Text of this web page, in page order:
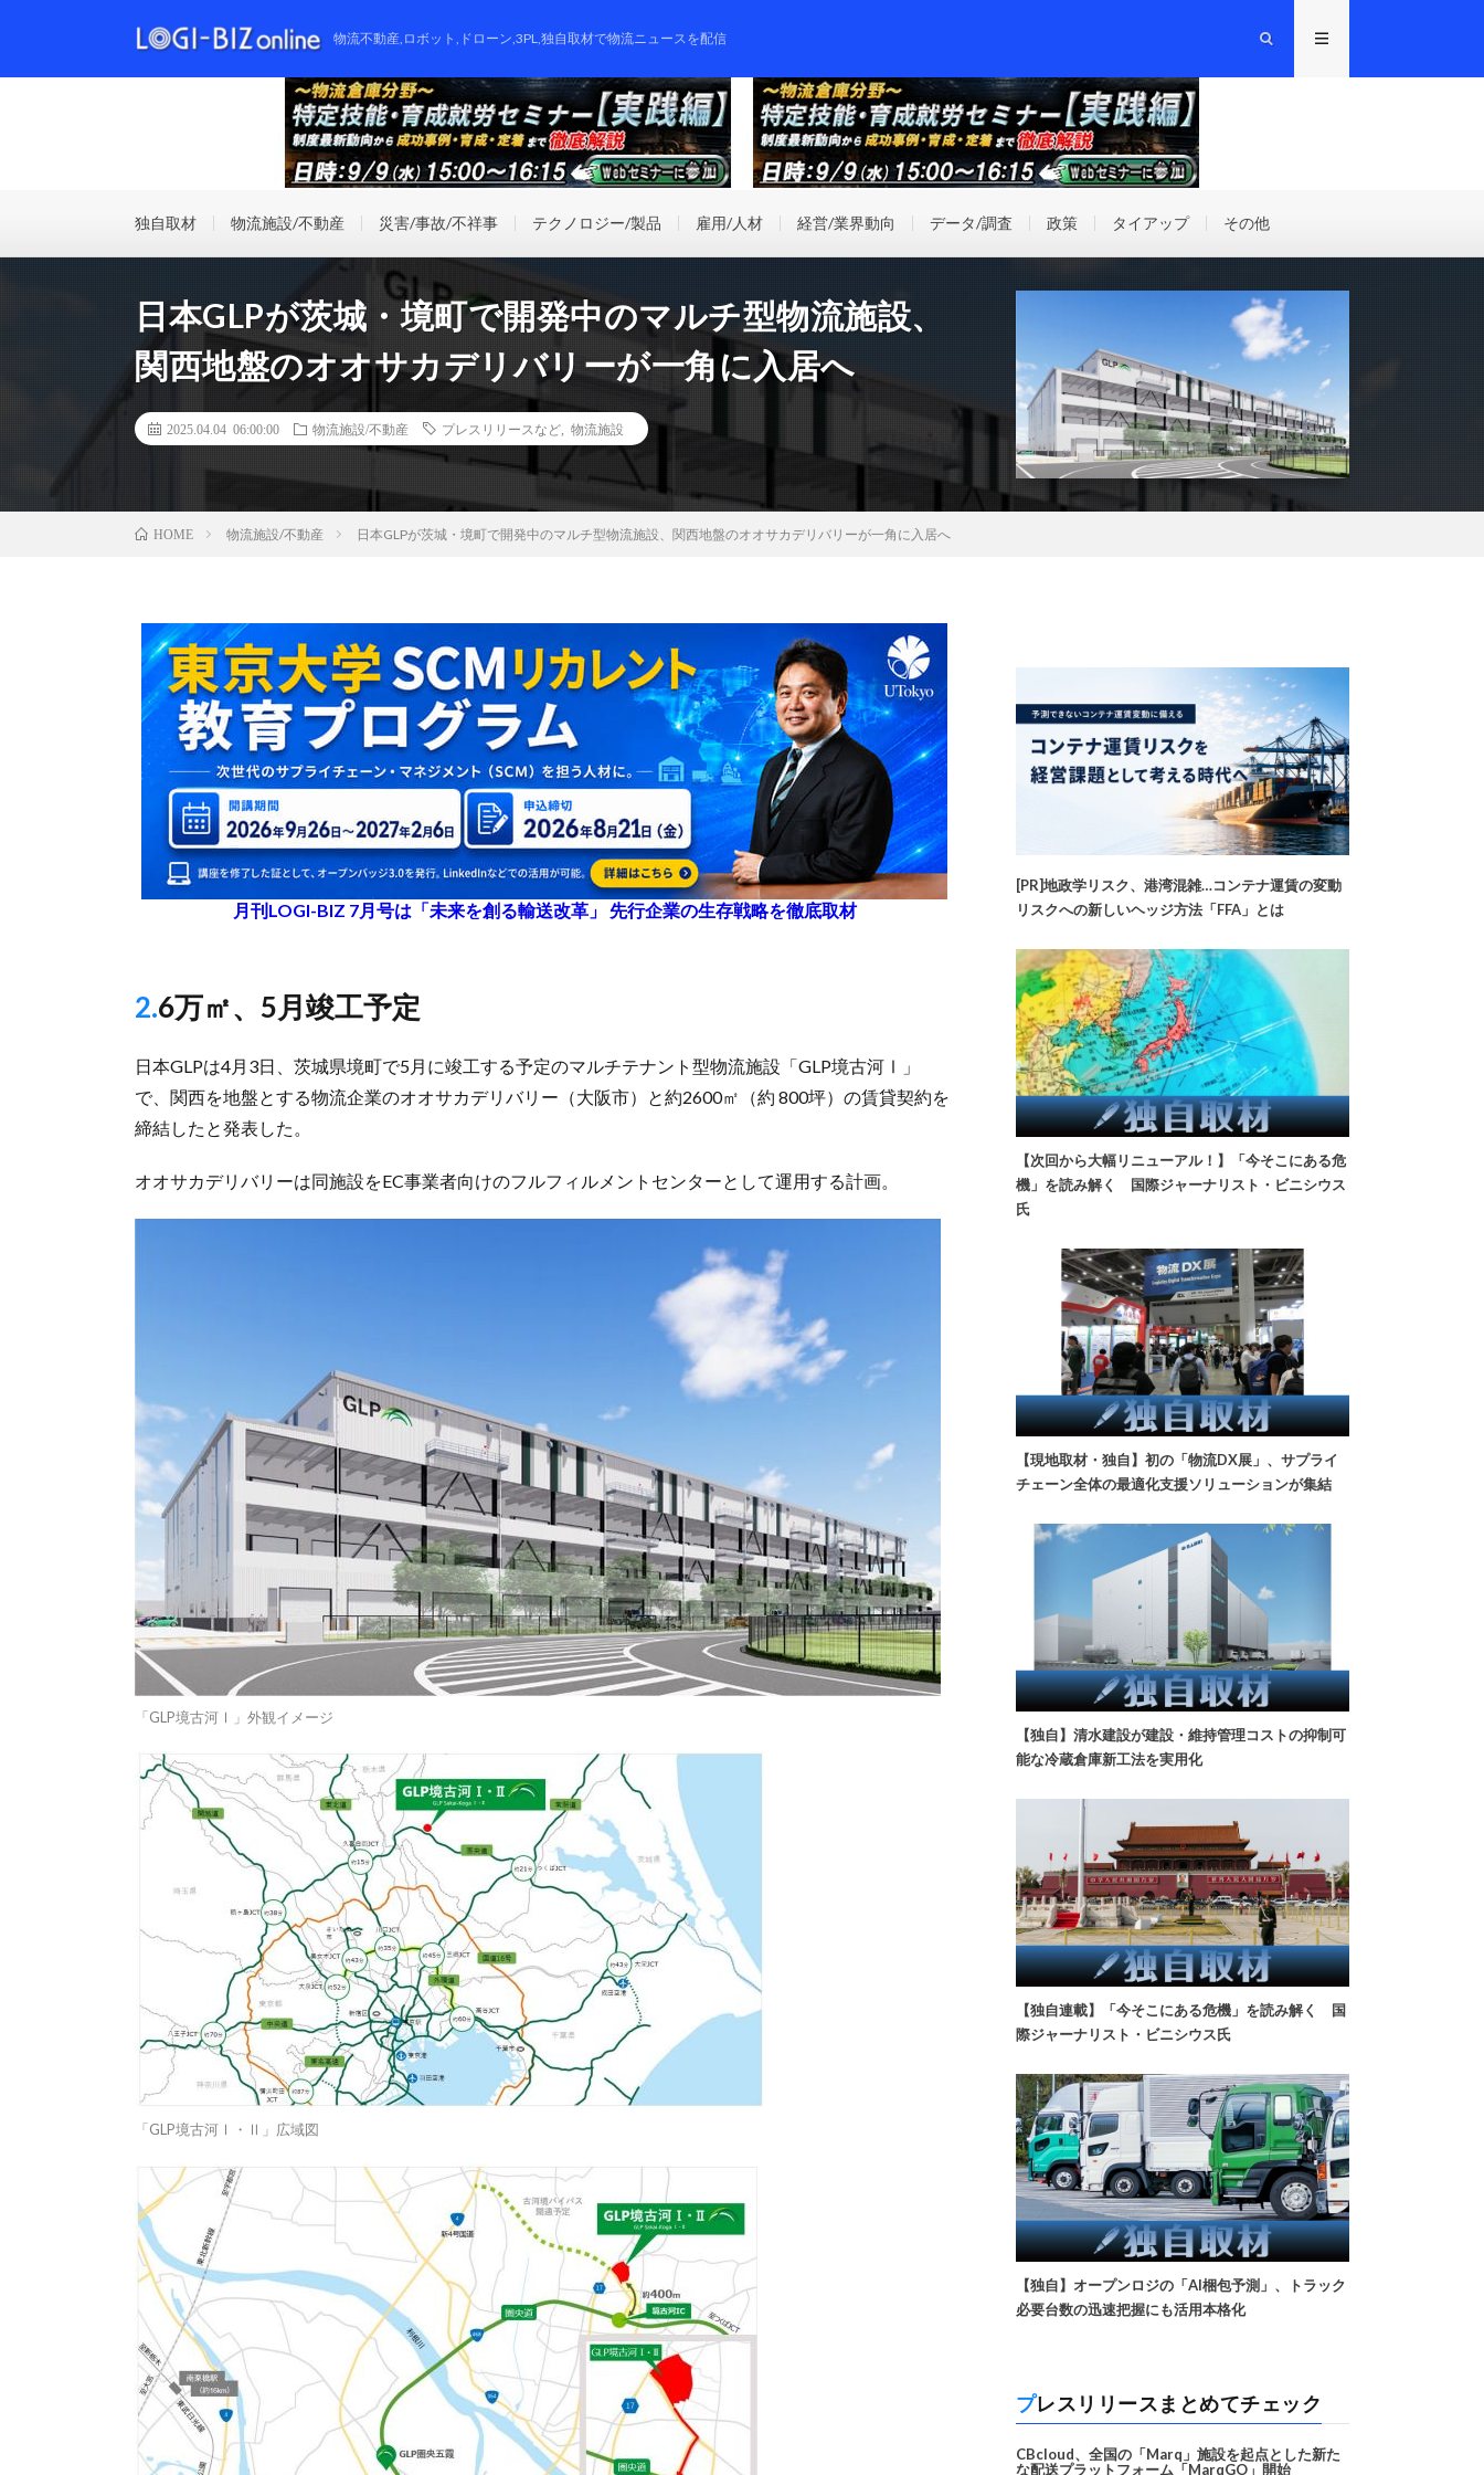
物流不動産,ロボット,ドローン,3PL,独自取材で物流ニュースを配信
独自取材 物流施設/不動産 災害/事故/不祥事 テクノロジー/製品 雇用/人材 経営/業界動向 データ/調査 政策 タイアップ その他
日本GLPが茨城・境町で開発中のマルチ型物流施設、
関西地盤のオオサカデリバリーが一角に入居へ
2025.04.04 06:00:00 物流施設/不動産 プレスリリースなど 物流施設
HOME 物流施設/不動産 日本GLPが茨城・境町で開発中のマルチ型物流施設、関西地盤のオオサカデリバリーが一角に入居へ
月刊LOGI-BIZ 7月号は「未来を創る輸送改革」 先行企業の生存戦略を徹底取材
2.6万㎡、5月竣工予定
日本GLPは4月3日、茨城県境町で5月に竣工する予定のマルチテナント型物流施設「GLP境古河Ⅰ」
で、関西を地盤とする物流企業のオオサカデリバリー（大阪市）と約2600㎡（約 800坪）の賃貸契約を
締結したと発表した。
オオサカデリバリーは同施設をEC事業者向けのフルフィルメントセンターとして運用する計画。
「GLP境古河Ⅰ」外観イメージ
「GLP境古河Ⅰ・Ⅱ」広域図
[PR]地政学リスク、港湾混雑…コンテナ運賃の変動
リスクへの新しいヘッジ方法「FFA」とは
【次回から大幅リニューアル！】「今そこにある危
機」を読み解く 国際ジャーナリスト・ビニシウス
氏
【現地取材・独自】初の「物流DX展」、サプライ
チェーン全体の最適化支援ソリューションが集結
【独自】清水建設が建設・維持管理コストの抑制可
能な冷蔵倉庫新工法を実用化
【独自連載】「今そこにある危機」を読み解く 国
際ジャーナリスト・ビニシウス氏
【独自】オープンロジの「AI梱包予測」、トラック
必要台数の迅速把握にも活用本格化
プレスリリースまとめてチェック
CBcloud、全国の「Marq」施設を起点とした新た
な配送プラットフォーム「MarqGO」開始